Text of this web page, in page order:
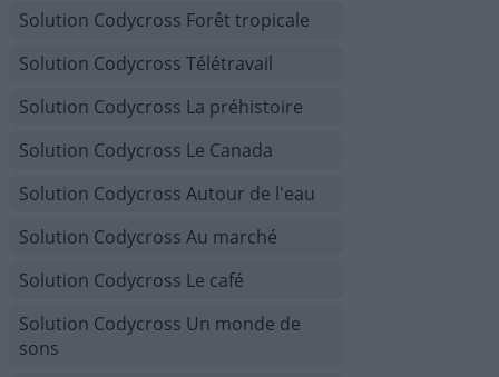
Solution Codycross Forêt tropicale
Solution Codycross Télétravail
Solution Codycross La préhistoire
Solution Codycross Le Canada
Solution Codycross Autour de l'eau
Solution Codycross Au marché
Solution Codycross Le café
Solution Codycross Un monde de
sons